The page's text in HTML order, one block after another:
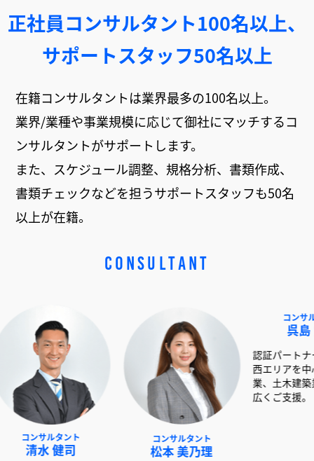
正社員コンサルタント100名以上、
サポートスタッフ50名以上
在籍コンサルタントは業界最多の100名以上。
業界/業種や事業規模に応じて御社にマッチするコ
ンサルタントがサポートします。
また、スケジュール調整、規格分析、書類作成、
書類チェックなどを担うサポートスタッフも50名
以上が在籍。
CONSULTANT
ント コンサルタント
松本 美乃理